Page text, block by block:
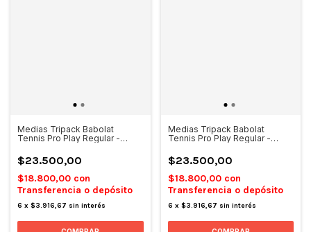
Medias Tripack Babolat
Tennis Pro Play Regular -
$23.500,00
$18.800,00 con
Transferencia o depósito
6 x $3.916,67 sin interés
Medias Tripack Babolat
Tennis Pro Play Regular -
$23.500,00
$18.800,00 con
Transferencia o depósito
6 x $3.916,67 sin interés